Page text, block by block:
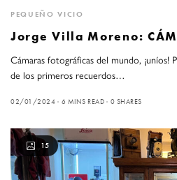
PEQUEÑO VICIO
Jorge Villa Moreno:
Cámaras fotográficas del mundo, ¡uníos!
de los primeros recuerdos…
02/01/2024 6 MINS READ 0 SHARES
15